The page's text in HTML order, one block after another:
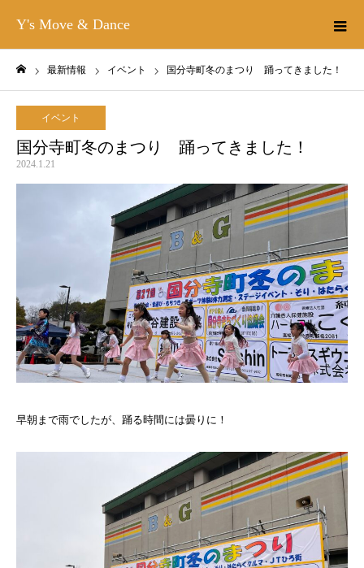
Y's Move & Dance
最新情報 イベント 国分寺町冬のまつり 踊ってきました！
イベント
国分寺町冬のまつり 踊ってきました！
2024.1.21
早朝まで雨でしたが、踊る時間には曇りに！